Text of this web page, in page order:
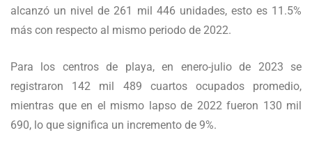
alcanzó un nivel de 261 mil 446 unidades, esto es 11.5%
más con respecto al mismo periodo de 2022.
Para los centros de playa, en enero-julio de 2023 se
registraron 142 mil 489 cuartos ocupados promedio,
mientras que en el mismo lapso de 2022 fueron 130 mil
690, lo que significa un incremento de 9%.